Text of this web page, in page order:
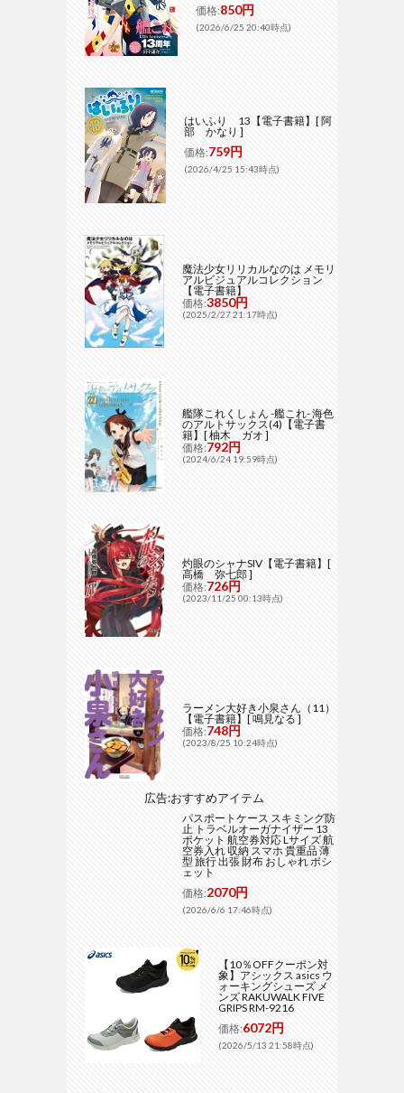
価格:850円
(2026/6/25 20:40時点)
はいふり 13【電子書籍】[ 阿
部 かなり ]
価格:759円
(2026/4/25 15:43時点)
魔法少女リリカルなのは メモリ
アルビジュアルコレクション
【電子書籍】
価格:3850円
(2025/2/27 21:17時点)
艦隊これくしょん -艦これ- 海色
のアルトサックス(4)【電子書
籍】[ 柚木 ガオ ]
価格:792円
(2024/6/24 19:59時点)
灼眼のシャナSIV【電子書籍】[
高橋 弥七郎 ]
価格:726円
(2023/11/25 00:13時点)
ラーメン大好き小泉さん（11）
【電子書籍】[ 鳴見なる ]
価格:748円
(2023/8/25 10:24時点)
広告:おすすめアイテム
パスポートケース スキミング防
止 トラベルオーガナイザー 13
ポケット 航空券対応 Lサイズ 航
空券入れ 収納 スマホ 貴重品 薄
型 旅行 出張 財布 おしゃれ ポシ
ェット
価格:2070円
(2026/6/6 17:46時点)
【10％OFFクーポン対
象】アシックス asics ウ
ォーキングシューズ メ
ンズ RAKUWALK FIVE
GRIPS RM-9216
価格:6072円
(2026/5/13 21:58時点)